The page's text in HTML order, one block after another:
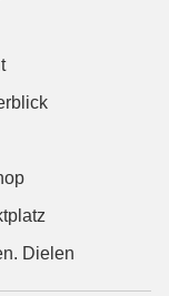
Dielen